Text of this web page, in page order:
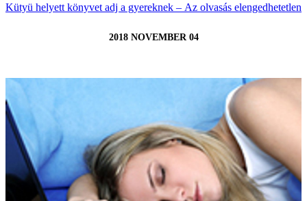
Kütyü helyett könyvet adj a gyereknek – Az olvasás elengedhetetlen
2018 NOVEMBER 04